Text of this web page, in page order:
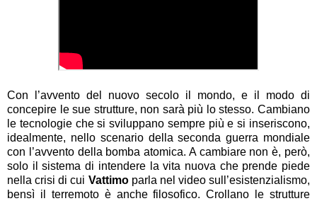
Con l’avvento del nuovo secolo il mondo, e il modo di
concepire le sue strutture, non sarà più lo stesso. Cambiano
le tecnologie che si sviluppano sempre più e si inseriscono,
idealmente, nello scenario della seconda guerra mondiale
con l’avvento della bomba atomica. A cambiare non è, però,
solo il sistema di intendere la vita nuova che prende piede
nella crisi di cui Vattimoparla nel video sull’esistenzialismo,
bensì il terremoto è anche filosofico. Crollano le strutture